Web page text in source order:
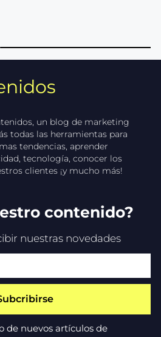
un blog de marketing
todas las herramientas para
tendencias, aprender
tecnología, conocer los
clientes ¡y mucho más!
contenido?
nuestras novedades
de nuevos artículos de